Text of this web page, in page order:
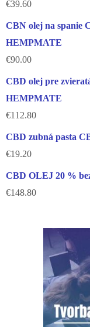
€39.60
CBN olej na spanie
HEMPMATE
€90.00
CBD olej pre
HEMPMATE
€112.80
CBD zubná pasta
€19.20
CBD OLEJ 20 %
€148.80